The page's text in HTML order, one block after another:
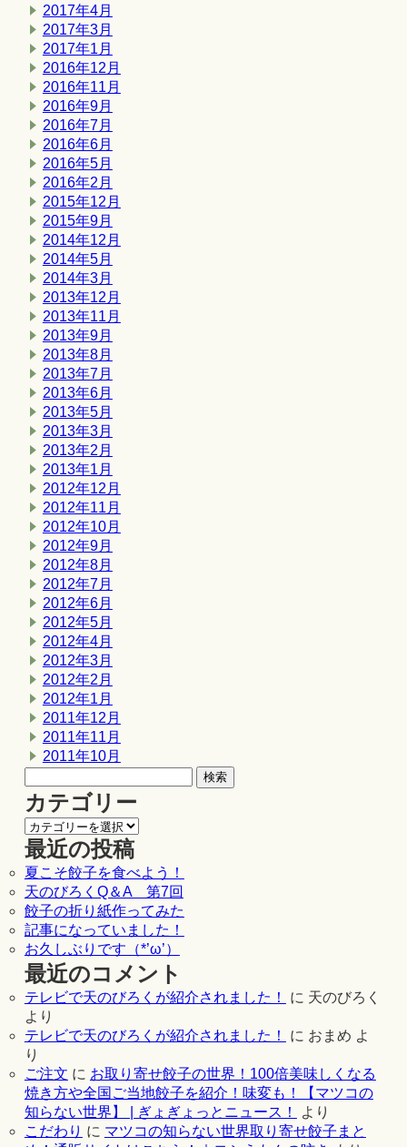
2017年4月
2017年3月
2017年1月
2016年12月
2016年11月
2016年9月
2016年7月
2016年6月
2016年5月
2016年2月
2015年12月
2015年9月
2014年12月
2014年5月
2014年3月
2013年12月
2013年11月
2013年9月
2013年8月
2013年7月
2013年6月
2013年5月
2013年3月
2013年2月
2013年1月
2012年12月
2012年11月
2012年10月
2012年9月
2012年8月
2012年7月
2012年6月
2012年5月
2012年4月
2012年3月
2012年2月
2012年1月
2011年12月
2011年11月
2011年10月
カテゴリー
最近の投稿
夏こそ餃子を食べよう！
天のびろくQ＆A 第7回
餃子の折り紙作ってみた
記事になっていました！
お久しぶりです（*’ω’）
最近のコメント
テレビで天のびろくが紹介されました！ に 天のびろく
より
テレビで天のびろくが紹介されました！
に おまめ よ
り
ご注文 に お取り寄せ餃子の世界！100倍美味しくなる
焼き方や全国ご当地餃子を紹介！味変も！【マツコの
知らない世界】 | ぎょぎょっとニュース！
より
こだわり に マツコの知らない世界取り寄せ餃子まと